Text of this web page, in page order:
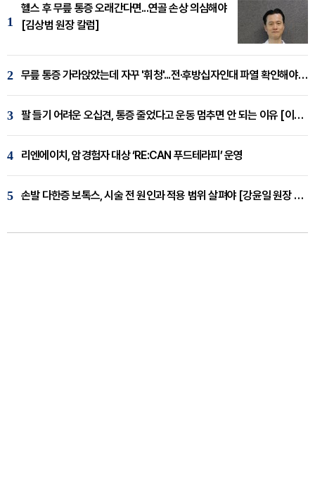
1
헬스 후 무릎 통증 오래간다면...연골 손상 의심해야
[김상범 원장 칼럼]
2 무릎 통증 가라앉았는데 자꾸 '휘청'...전·후방십자인대 파열 확인해야 [곽우경 원장 칼럼]
3 팔 들기 어려운 오십견, 통증 줄었다고 운동 멈추면 안 되는 이유 [이병욱 원장 칼럼]
4 리엔에이치, 암경험자 대상 ‘RE:CAN 푸드테라피’ 운영
5 손발 다한증 보톡스, 시술 전 원인과 적용 범위 살펴야 [강윤일 원장 칼럼]